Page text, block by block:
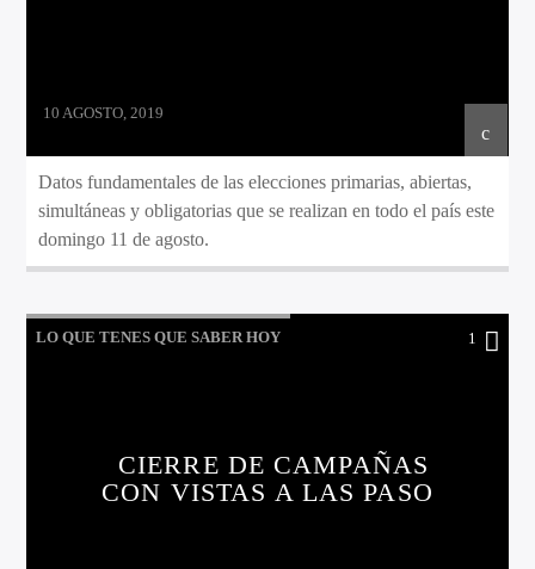
10 AGOSTO, 2019
Datos fundamentales de las elecciones primarias, abiertas,
simultáneas y obligatorias que se realizan en todo el país este
domingo 11 de agosto.
LO QUE TENES QUE SABER HOY 1
CIERRE DE CAMPAÑAS
CON VISTAS A LAS PASO